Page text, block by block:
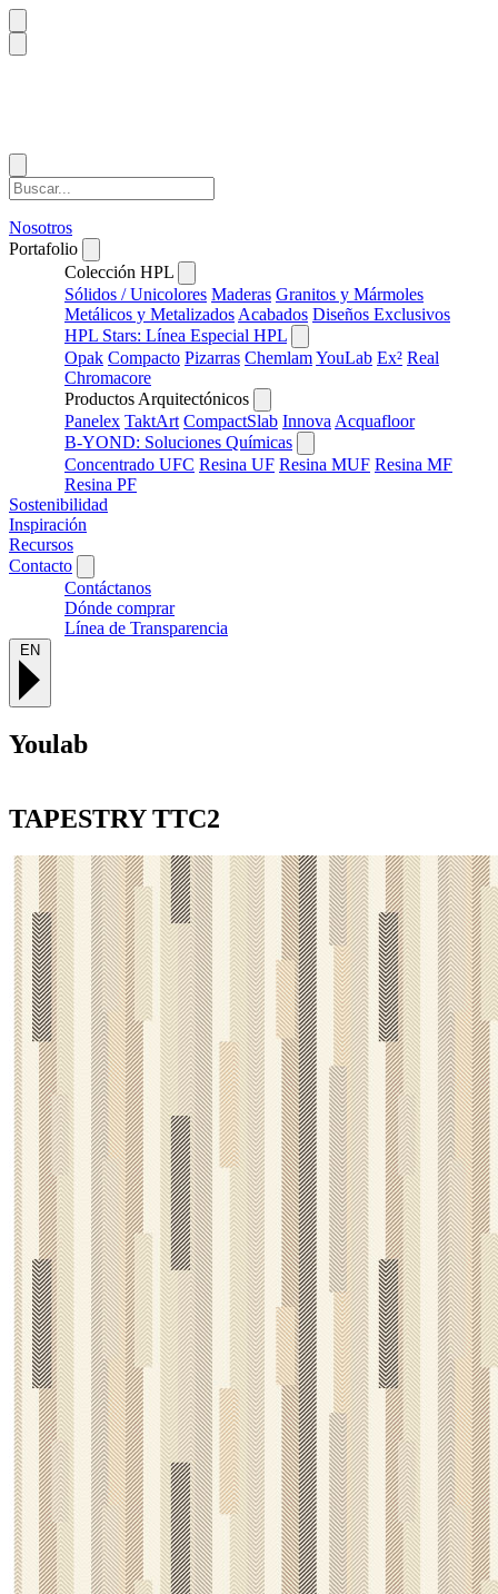
Nosotros
Portafolio
Colección HPL
Sólidos / Unicolores Maderas Granitos y Mármoles
Metálicos y Metalizados Acabados Diseños Exclusivos
HPL Stars: Línea Especial HPL
Opak Compacto Pizarras ChemlamYouLab Ex² Real
Chromacore
Productos Arquitectónicos
Panelex TaktArt CompactSlab Innova Acquafloor
B-YOND: Soluciones Químicas
Concentrado UFC Resina UF Resina MUF Resina MF
Resina PF
Sostenibilidad
Inspiración
Recursos
Contacto
Contáctanos
Dónde comprar
Línea de Transparencia
EN
Youlab
TAPESTRY TTC2